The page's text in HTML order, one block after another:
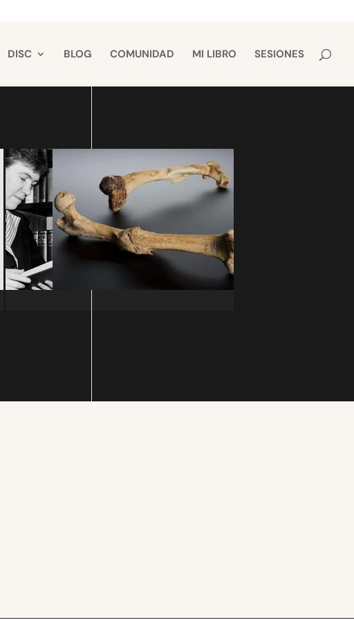
DISC BLOG COMUNIDAD MI LIBRO SESIONES